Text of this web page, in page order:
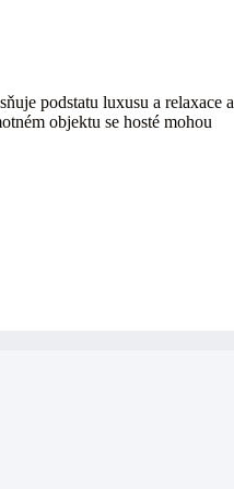
podstatu luxusu a relaxace a
objektu se hosté mohou